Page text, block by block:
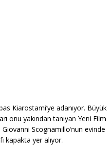
Kiarostami’ye adanıyor. Büyük
onu yakından tanıyan Yeni Film
Scognamillo’nun evinde
kapakta yer alıyor.